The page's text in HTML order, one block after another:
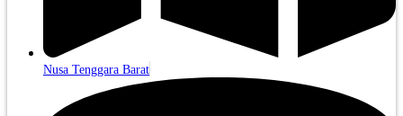
Nusa Tenggara Barat